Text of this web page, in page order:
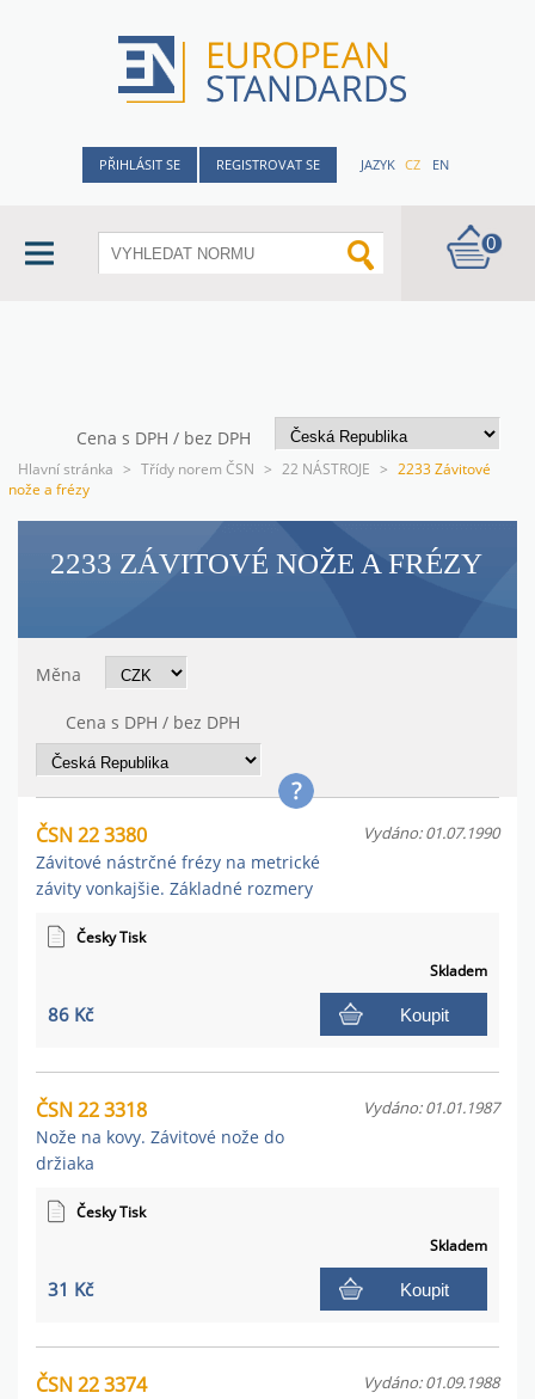
PŘIHLÁSIT SE REGISTROVAT SE JAZYK CZ EN
0
Cena s DPH / bez DPH
Hlavní stránka > Třídy norem ČSN > 22 NÁSTROJE > 2233 Závitové
nože a frézy
2233 ZÁVITOVÉ NOŽE A FRÉZY
Měna
Cena s DPH / bez DPH
ČSN 22 3380
Závitové nástrčné frézy na metrické
závity vonkajšie. Základné rozmery
Vydáno: 01.07.1990
Česky Tisk
Skladem
86 Kč Koupit
ČSN 22 3318
Nože na kovy. Závitové nože do
držiaka
Vydáno: 01.01.1987
Česky Tisk
Skladem
31 Kč Koupit
ČSN 22 3374 Vydáno: 01.09.1988